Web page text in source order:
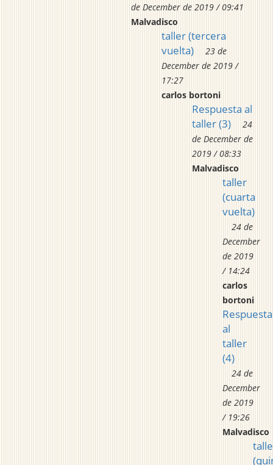
de December de 2019 / 09:41
Malvadisco
taller (tercera
vuelta)
23 de
December de 2019 /
17:27
carlos bortoni
Respuesta al
taller (3)
24
de December de
2019 / 08:33
Malvadisco
taller
(cuarta
vuelta)
24 de
December
de 2019
/ 14:24
carlos
bortoni
Respuesta
al
taller
(4)
24 de
December
de 2019
/ 19:26
Malvadisco